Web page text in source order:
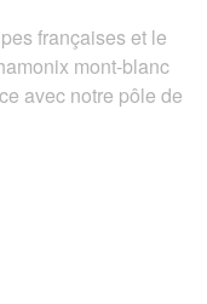
françaises et le
mont-blanc
avec notre pôle de